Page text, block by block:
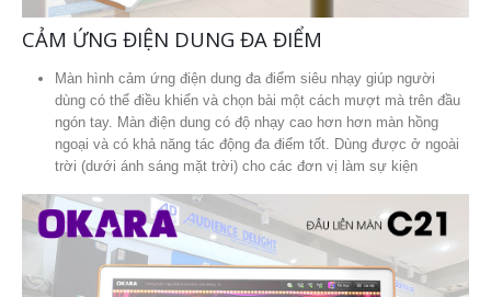
CẢM ỨNG ĐIỆN DUNG ĐA ĐIỂM
Màn hình cảm ứng điện dung đa điểm siêu nhạy giúp người
dùng có thể điều khiển và chọn bài một cách mượt mà trên đầu
ngón tay. Màn điện dung có độ nhạy cao hơn hơn màn hồng
ngoại và có khả năng tác động đa điểm tốt. Dùng được ở ngoài
trời (dưới ánh sáng mặt trời) cho các đơn vị làm sự kiện